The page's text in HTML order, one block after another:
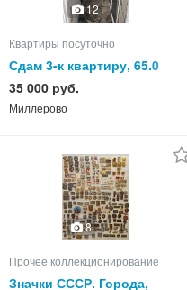
12
Квартиры посуточно
Сдам 3-к квартиру, 65.0
кв.м, этаж 5 из 5
35 000 руб.
Миллерово
8
Прочее коллекционирование
Значки СССР. Города,